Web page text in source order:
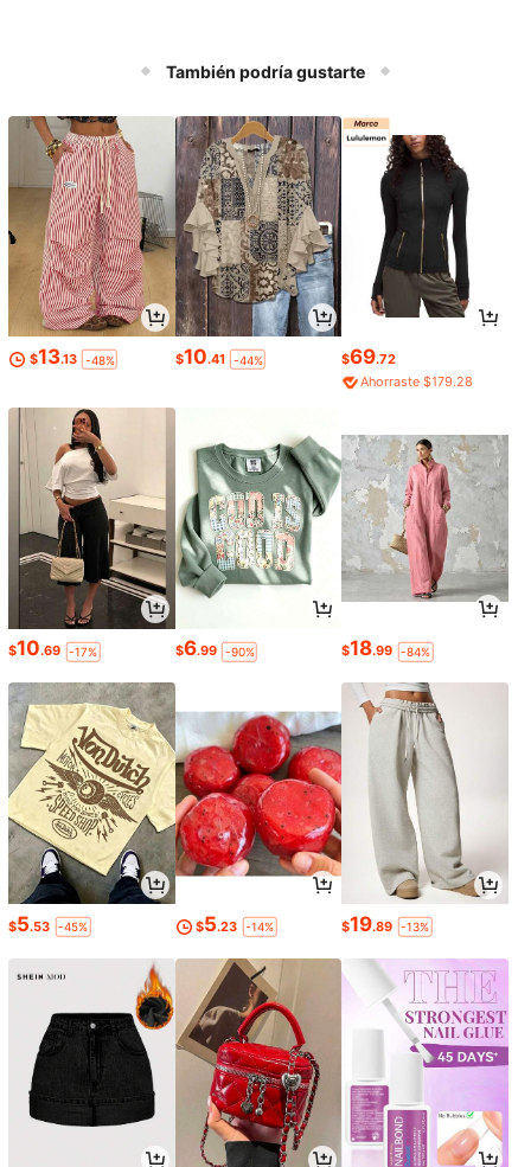
También podría gustarte
$13.13 -48% $10.41 -44% $69.72
Ahorraste $179.28
$10.69 -17% $6.99 -90% $18.99 -84%
$5.53 -45% $5.23 -14% $19.89 -13%